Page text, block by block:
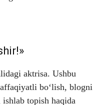
aktrisa. Ushbu
bo‘lish, blogni
topish haqida